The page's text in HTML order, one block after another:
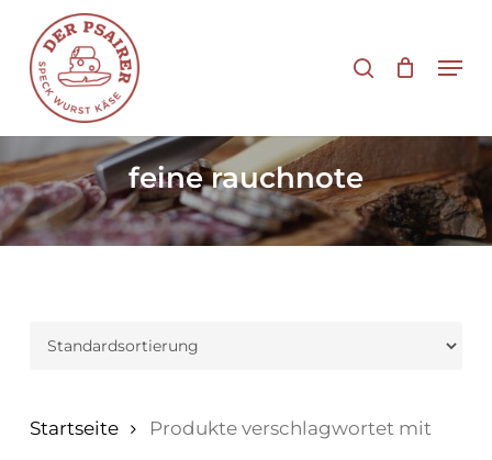
Hauptinhalt
springen
feine rauchnote
Startseite
Produkte verschlagwortet mit